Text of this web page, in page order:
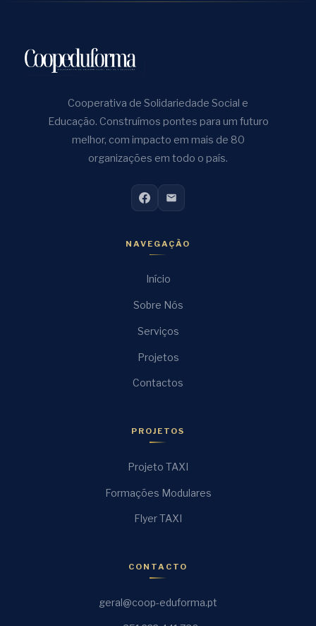
Cooperativa de Solidariedade Social e
Educação. Construímos pontes para um futuro
melhor, com impacto em mais de 80
organizações em todo o país.
NAVEGAÇÃO
Início
Sobre Nós
Serviços
Projetos
Contactos
PROJETOS
Projeto TAXI
Formações Modulares
Flyer TAXI
CONTACTO
geral@coop-eduforma.pt